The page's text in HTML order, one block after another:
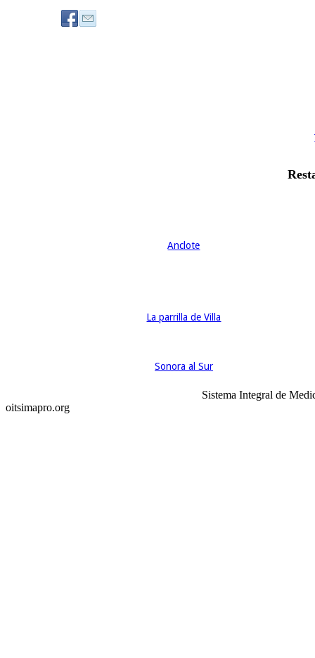
Anclote
​La parrilla de Villa
Sonora al Sur
Sistema Integral de
oitsimapro.org